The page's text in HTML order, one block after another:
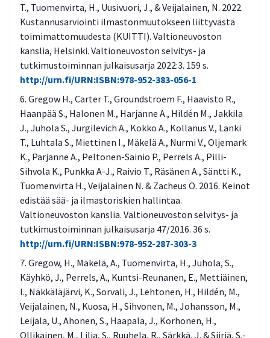
T., Tuomenvirta, H., Uusivuori, J., & Veijalainen, N. 2022.
Kustannusarviointi ilmastonmuutokseen liittyvästä
toimimattomuudesta (KUITTI). Valtioneuvoston
kanslia, Helsinki. Valtioneuvoston selvitys- ja
tutkimustoiminnan julkaisusarja 2022:3. 159 s.
http://urn.fi/URN:ISBN:978-952-383-056-1
Gregow H., Carter T., Groundstroem F., Haavisto R.,
Haanpää S., Halonen M., Harjanne A., Hildén M., Jakkila
J., Juhola S., Jurgilevich A., Kokko A., Kollanus V., Lanki
T., Luhtala S., Miettinen I., Mäkelä A., Nurmi V., Oljemark
K., Parjanne A., Peltonen-Sainio P., Perrels A., Pilli-
Sihvola K., Punkka A-J., Raivio T., Räsänen A., Säntti K.,
Tuomenvirta H., Veijalainen N. & Zacheus O. 2016. Keinot
edistää sää- ja ilmastoriskien hallintaa.
Valtioneuvoston kanslia. Valtioneuvoston selvitys- ja
tutkimustoiminnan julkaisusarja 47/2016. 36 s.
http://urn.fi/URN:ISBN:978-952-287-303-3
Gregow, H., Mäkelä, A., Tuomenvirta, H., Juhola, S.,
Käyhkö, J., Perrels, A., Kuntsi-Reunanen, E., Mettiäinen,
I., Näkkäläjärvi, K., Sorvali, J., Lehtonen, H., Hildén, M.,
Veijalainen, N., Kuosa, H., Sihvonen, M., Johansson, M.,
Leijala, U., Ahonen, S., Haapala, J., Korhonen, H.,
Ollikainen, M., Lilja, S., Ruuhela, R., Särkkä, J. & Siiriä, S.-